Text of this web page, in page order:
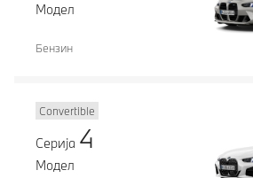
Модел
Бензин
Convertible
Серија 4
Модел